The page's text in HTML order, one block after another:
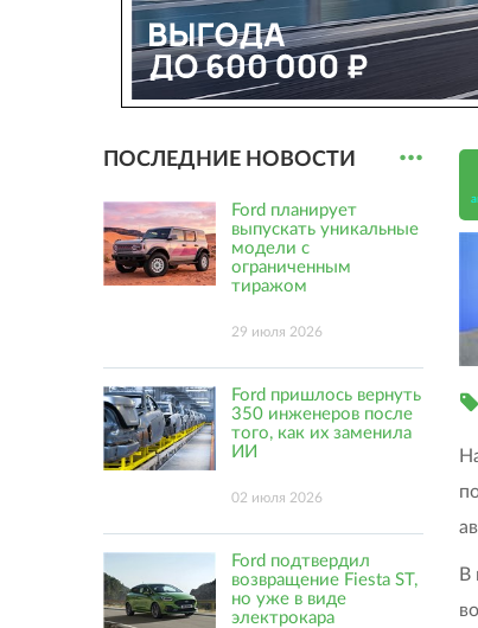
В
ПОСЛЕДНИЕ НОВОСТИ ...
Ford планирует
выпускать уникальные
модели с
ограниченным
тиражом
29 июля 2026
Ford пришлось вернуть
350 инженеров после
того, как их заменила
ИИ
02 июля 2026
Ford подтвердил
возвращение Fiesta ST,
но уже в виде
электрокара